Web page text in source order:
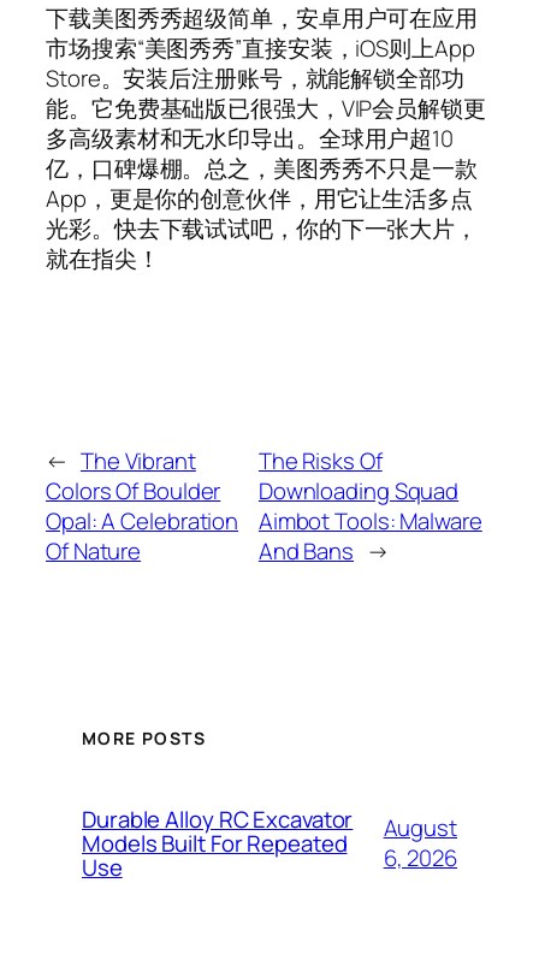
下载美图秀秀超级简单，安卓用户可在应用
市场搜索“美图秀秀”直接安装，iOS则上App
Store。安装后注册账号，就能解锁全部功
能。它免费基础版已很强大，VIP会员解锁更
多高级素材和无水印导出。全球用户超10
亿，口碑爆棚。总之，美图秀秀不只是一款
App，更是你的创意伙伴，用它让生活多点
光彩。快去下载试试吧，你的下一张大片，
就在指尖！
← The Vibrant
Colors Of Boulder
Opal: A Celebration
Of Nature
The Risks Of
Downloading Squad
Aimbot Tools: Malware
And Bans →
MORE POSTS
Durable Alloy RC Excavator
Models Built For Repeated
Use
August
6, 2026